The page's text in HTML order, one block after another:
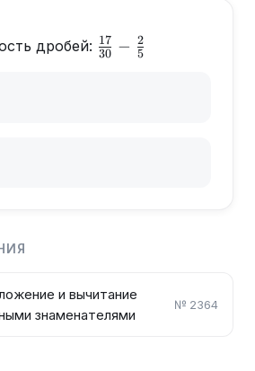
дробей: \frac{17}
30
17 − 5
2
и вычитание
знаменателями
№ 2364